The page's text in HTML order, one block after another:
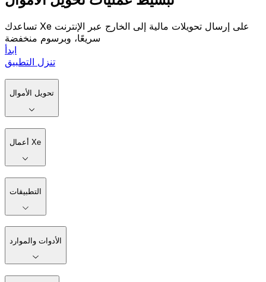
تساعدك Xe على إرسال تحويلات مالية إلى الخارج عبر الإنترنت
سريعًا، وبرسوم منخفضة
ابدأ
تنزل التطبيق
تحويل الأموال
أعمال Xe
التطبيقات
الأدوات والموارد